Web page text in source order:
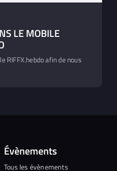
LE MOBILE
RIFFX.hebdo afin de nous
Évènements
Tous les évènements